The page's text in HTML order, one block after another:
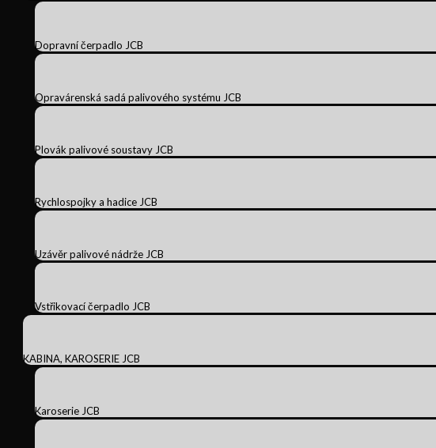
Dopravní čerpadlo JCB
Opravárenská sadá palivového systému JCB
Plovák palivové soustavy JCB
Rychlospojky a hadice JCB
Uzávěr palivové nádrže JCB
Vstřikovací čerpadlo JCB
KABINA, KAROSERIE JCB
Karoserie JCB